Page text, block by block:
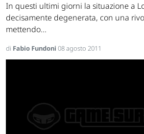
In questi ultimi giorni la situazione a
decisamente degenerata, con una
mettendo...
di Fabio Fundoni 08 agosto 2011